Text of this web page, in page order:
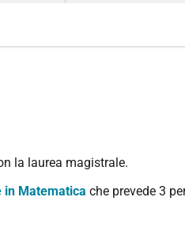
la laurea magistrale.
in Matematica che prevede 3